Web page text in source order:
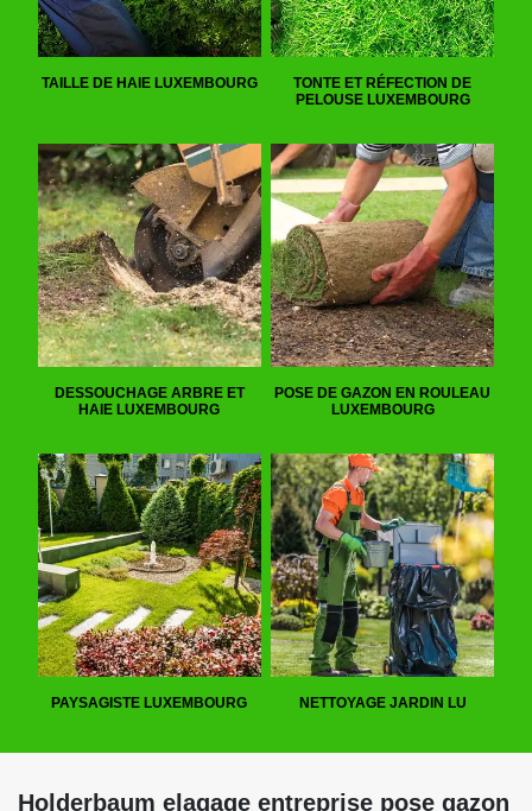
TAILLE DE HAIE LUXEMBOURG
TONTE ET RÉFECTION DE
PELOUSE LUXEMBOURG
DESSOUCHAGE ARBRE ET
HAIE LUXEMBOURG
POSE DE GAZON EN ROULEAU
LUXEMBOURG
PAYSAGISTE LUXEMBOURG NETTOYAGE JARDIN LU
Holderbaum elagage entreprise pose gazon